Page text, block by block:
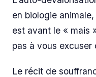
en biologie
est avant le « mais
pas à vous excuser
Le récit de